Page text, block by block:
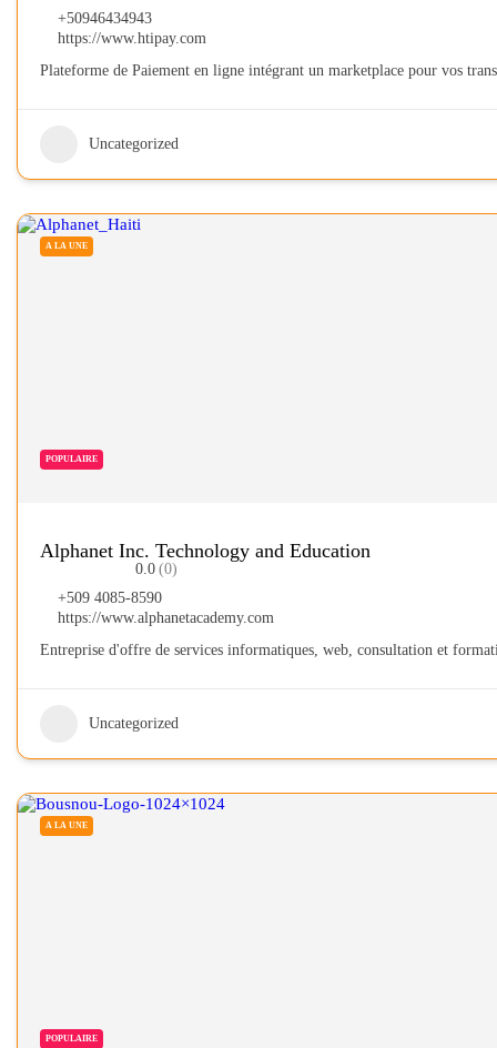
+50946434943
https://www.htipay.com
Plateforme de Paiement en ligne intégrant un marketplace pour vos
Uncategorized
A LA UNE
POPULAIRE
Alphanet Inc. Technology and Education
0.0 (0)
+509 4085-8590
https://www.alphanetacademy.com
Entreprise d'offre de services informatiques, web, consultation et
Uncategorized
A LA UNE
POPULAIRE